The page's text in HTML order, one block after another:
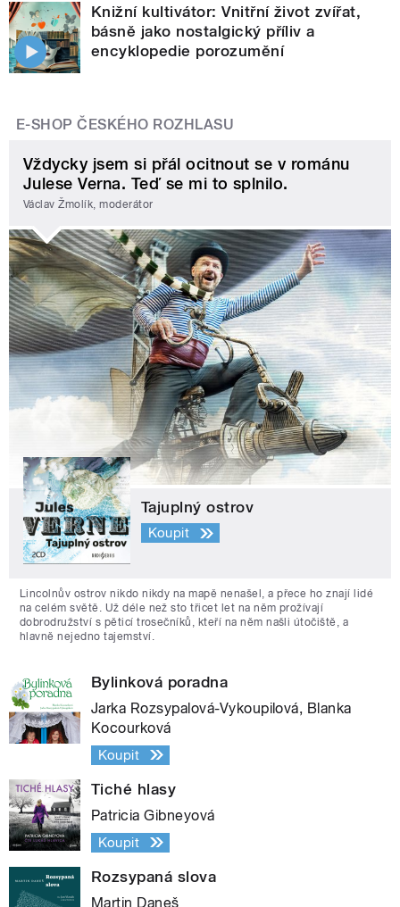
Knižní kultivátor: Vnitřní život zvířat,
básně jako nostalgický příliv a
encyklopedie porozumění
E-SHOP ČESKÉHO ROZHLASU
Vždycky jsem si přál ocitnout se v románu
Julese Verna. Teď se mi to splnilo.
Václav Žmolík, moderátor
Tajuplný ostrov
Koupit
Lincolnův ostrov nikdo nikdy na mapě nenašel, a přece ho znají lidé
na celém světě. Už déle než sto třicet let na něm prožívají
dobrodružství s pěticí trosečníků, kteří na něm našli útočiště, a
hlavně nejedno tajemství.
Bylinková poradna
Jarka Rozsypalová-Vykoupilová, Blanka
Kocourková
Koupit
Tiché hlasy
Patricia Gibneyová
Koupit
Rozsypaná slova
Martin Daneš